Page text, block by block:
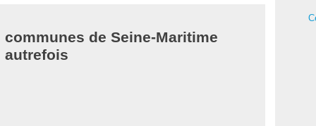
de Seine-Maritime
autrefois